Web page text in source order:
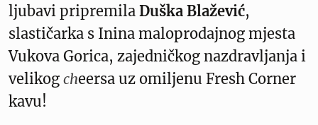
ljubavi pripremila Duška Blažević,
slastičarka s Inina maloprodajnog mjesta
Vukova Gorica, zajedničkog nazdravljanja i
velikog cheersa uz omiljenu Fresh Corner
kavu!